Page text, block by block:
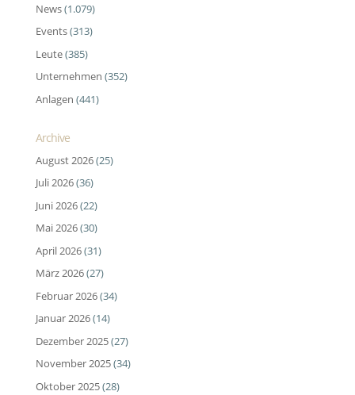
News(1.079)
Events(313)
Leute(385)
Unternehmen (352)
Anlagen (441)
Archive
August 2026(25)
Juli 2026(36)
Juni 2026(22)
Mai 2026(30)
April 2026(31)
März 2026(27)
Februar 2026(34)
Januar 2026(14)
Dezember 2025(27)
November 2025(34)
Oktober 2025(28)